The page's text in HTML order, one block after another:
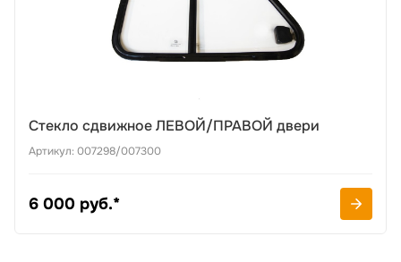
Стекло сдвижное ЛЕВОЙ/ПРАВОЙ двери
Артикул: 007298/007300
6 000 руб.*